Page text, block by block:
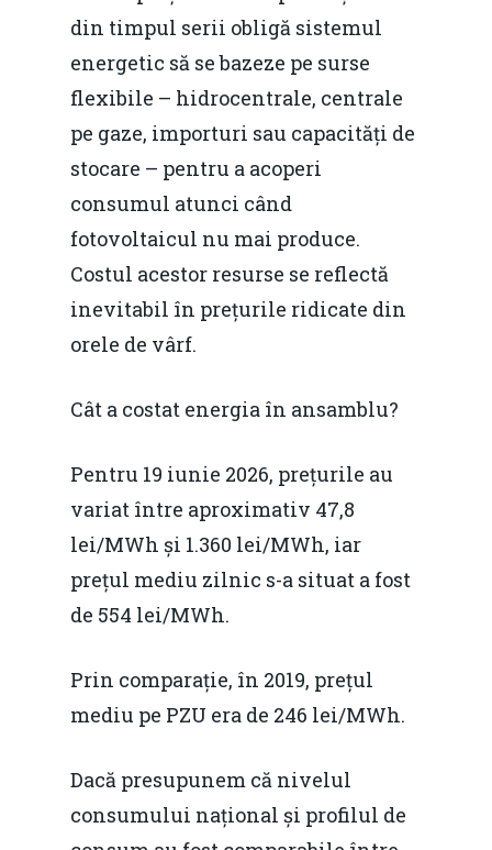
din timpul serii obligă sistemul
energetic să se bazeze pe surse
flexibile – hidrocentrale, centrale
pe gaze, importuri sau capacități de
stocare – pentru a acoperi
consumul atunci când
fotovoltaicul nu mai produce.
Costul acestor resurse se reflectă
inevitabil în prețurile ridicate din
orele de vârf.
Cât a costat energia în ansamblu?
Pentru 19 iunie 2026, prețurile au
variat între aproximativ 47,8
lei/MWh și 1.360 lei/MWh, iar
prețul mediu zilnic s-a situat a fost
de 554 lei/MWh.
Prin comparație, în 2019, prețul
mediu pe PZU era de 246 lei/MWh.
Dacă presupunem că nivelul
consumului național și profilul de